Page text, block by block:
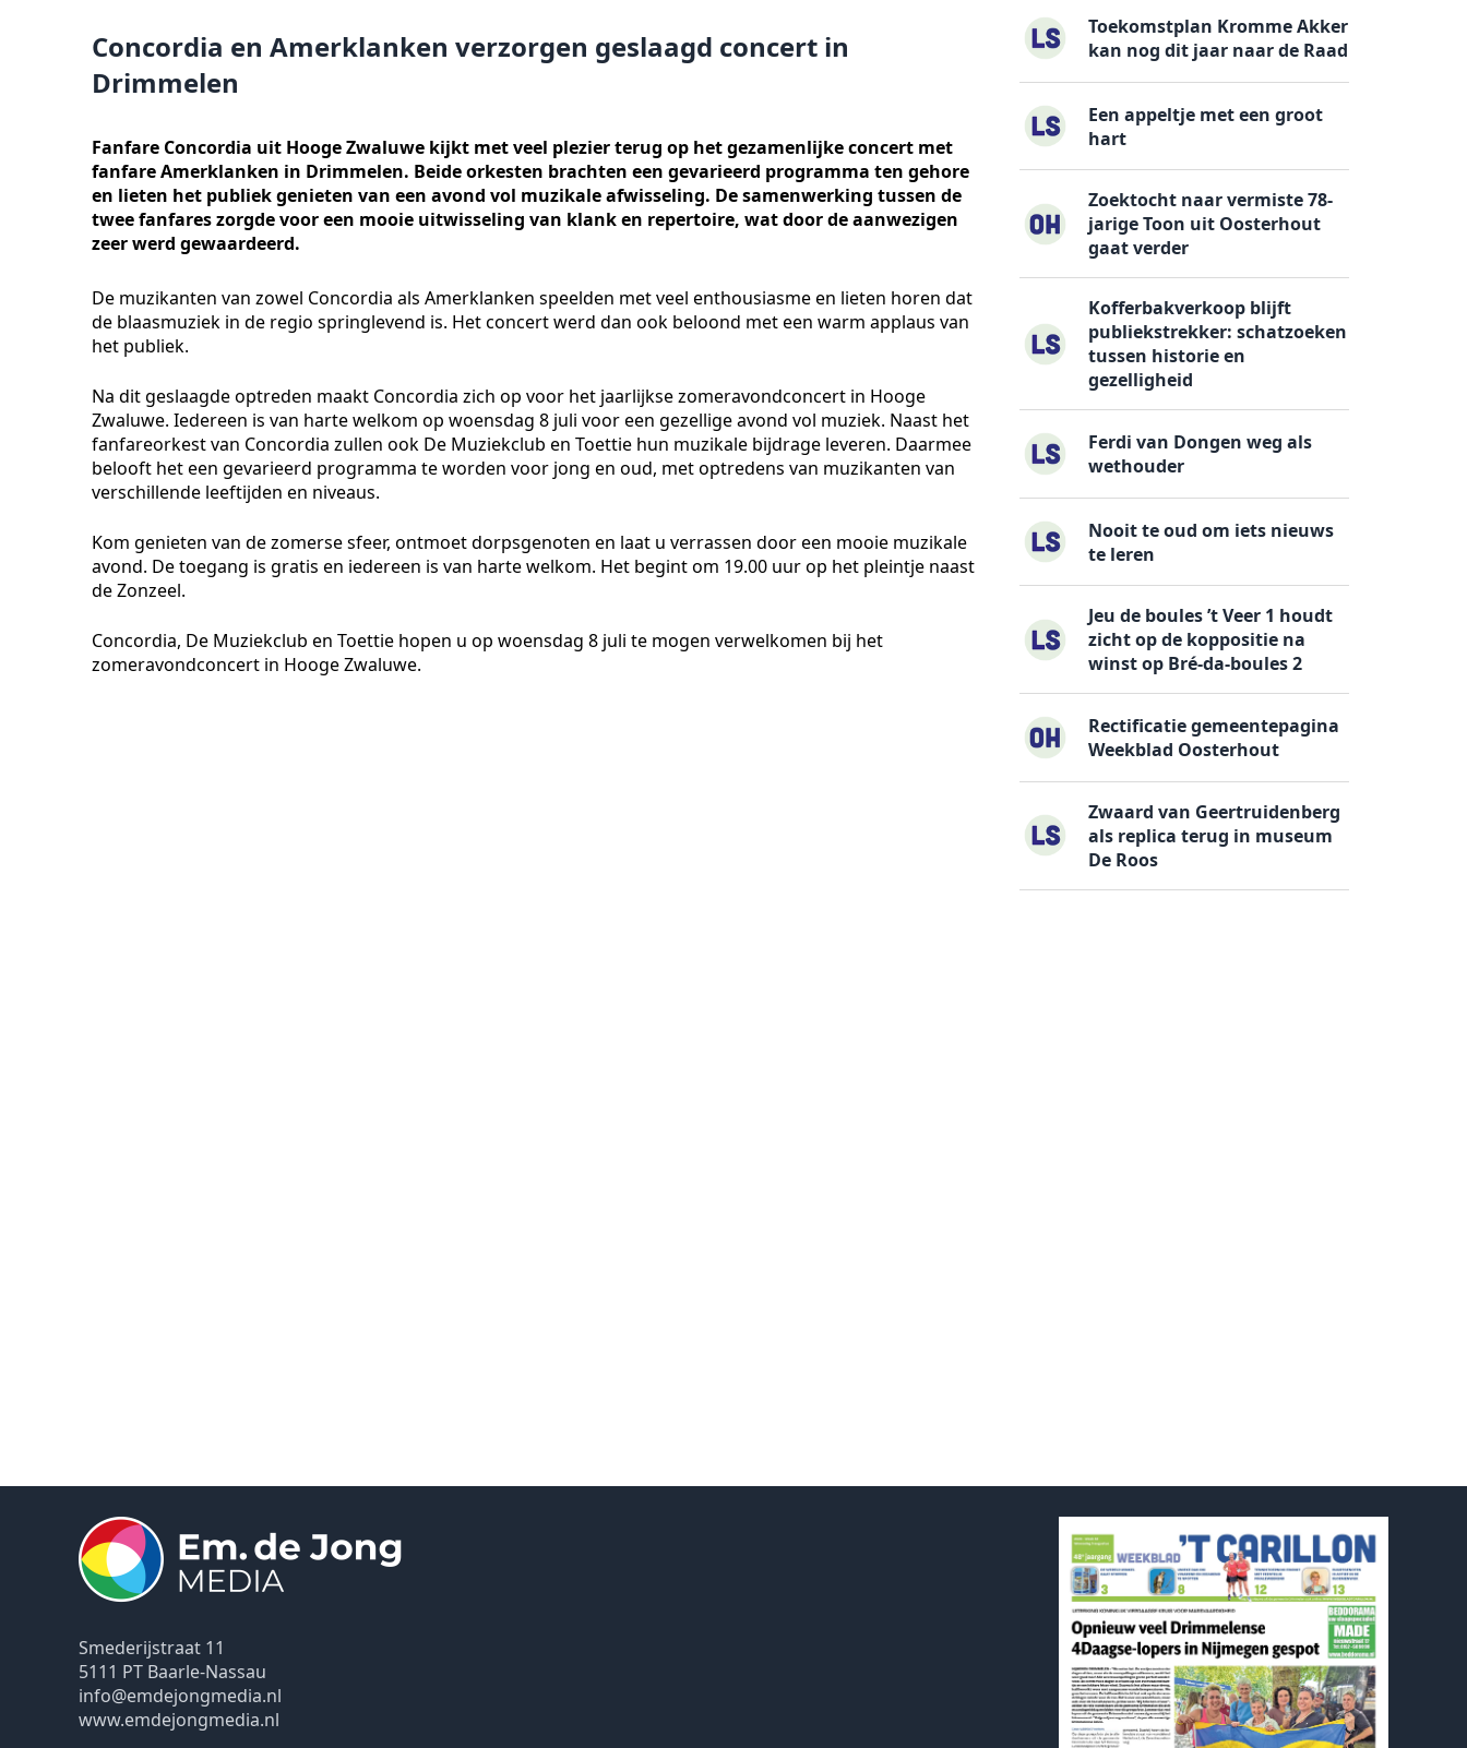
Concordia en Amerklanken verzorgen geslaagd concert in
Drimmelen
Fanfare Concordia uit Hooge Zwaluwe kijkt met veel plezier terug op het gezamenlijke concert met
fanfare Amerklanken in Drimmelen. Beide orkesten brachten een gevarieerd programma ten gehore
en lieten het publiek genieten van een avond vol muzikale afwisseling. De samenwerking tussen de
twee fanfares zorgde voor een mooie uitwisseling van klank en repertoire, wat door de aanwezigen
zeer werd gewaardeerd.
De muzikanten van zowel Concordia als Amerklanken speelden met veel enthousiasme en lieten horen dat
de blaasmuziek in de regio springlevend is. Het concert werd dan ook beloond met een warm applaus van
het publiek.
Na dit geslaagde optreden maakt Concordia zich op voor het jaarlijkse zomeravondconcert in Hooge
Zwaluwe. Iedereen is van harte welkom op woensdag 8 juli voor een gezellige avond vol muziek. Naast het
fanfareorkest van Concordia zullen ook De Muziekclub en Toettie hun muzikale bijdrage leveren. Daarmee
belooft het een gevarieerd programma te worden voor jong en oud, met optredens van muzikanten van
verschillende leeftijden en niveaus.
Kom genieten van de zomerse sfeer, ontmoet dorpsgenoten en laat u verrassen door een mooie muzikale
avond. De toegang is gratis en iedereen is van harte welkom. Het begint om 19.00 uur op het pleintje naast
de Zonzeel.
Concordia, De Muziekclub en Toettie hopen u op woensdag 8 juli te mogen verwelkomen bij het
zomeravondconcert in Hooge Zwaluwe.
Toekomstplan Kromme Akker
kan nog dit jaar naar de Raad
Een appeltje met een groot
hart
Zoektocht naar vermiste 78-
jarige Toon uit Oosterhout
gaat verder
Kofferbakverkoop blijft
publiekstrekker: schatzoeken
tussen historie en
gezelligheid
Ferdi van Dongen weg als
wethouder
Nooit te oud om iets nieuws
te leren
Jeu de boules ’t Veer 1 houdt
zicht op de koppositie na
winst op Bré-da-boules 2
Rectificatie gemeentepagina
Weekblad Oosterhout
Zwaard van Geertruidenberg
als replica terug in museum
De Roos
Smederijstraat 11
5111 PT Baarle-Nassau
info@emdejongmedia.nl
www.emdejongmedia.nl